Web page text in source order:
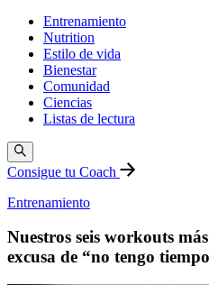
Entrenamiento
Nutrition
Estilo de vida
Bienestar
Comunidad
Ciencias
Listas de lectura
Consigue tu Coach
Entrenamiento
Nuestros seis workouts
excusa de “no tengo